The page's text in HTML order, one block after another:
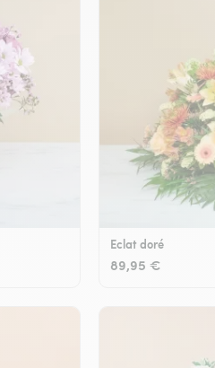
Eclat doré
89,95 €